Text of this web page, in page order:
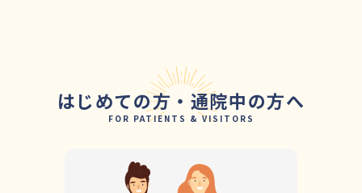
はじめての方・通院中の方へ
FOR PATIENTS & VISITORS